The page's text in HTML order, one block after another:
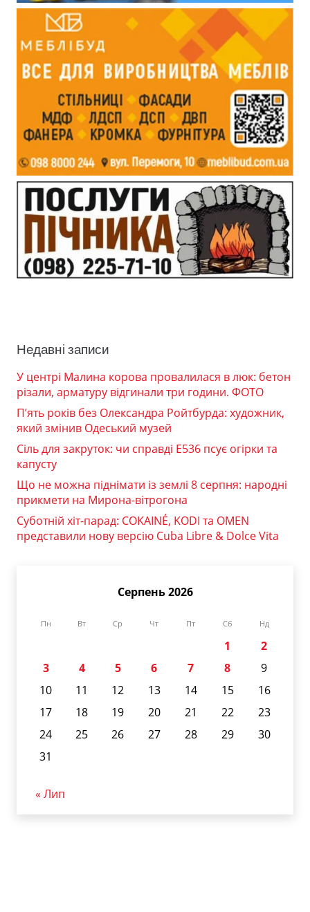
Недавні записи
У центрі Малина корова провалилася в люк: бетон
різали, арматуру відгинали три години. ФОТО
П’ять років без Олександра Ройтбурда: художник,
який змінив Одеський музей
Сіль для закруток: чи справді Е536 псує огірки та
капусту
Що не можна піднімати із землі 8 серпня: народні
прикмети на Мирона-вітрогона
Суботній хіт-парад: COKAINÉ, KODI та OMEN
представили нову версію Cuba Libre & Dolce Vita
Серпень 2026
Пн Вт Ср Чт Пт Сб Нд
1
2
3
4 5 6 7 8
9
10
11 12 13 14 15
16
17
18 19 20 21 22
23
24
25 26 27 28 29
30
31
« Лип